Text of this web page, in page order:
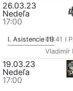
26.03.23
Nedeľa
17:00
I. Asistencie (1)09:41 I
Vladimír
19.03.23
Nedeľa
17:00